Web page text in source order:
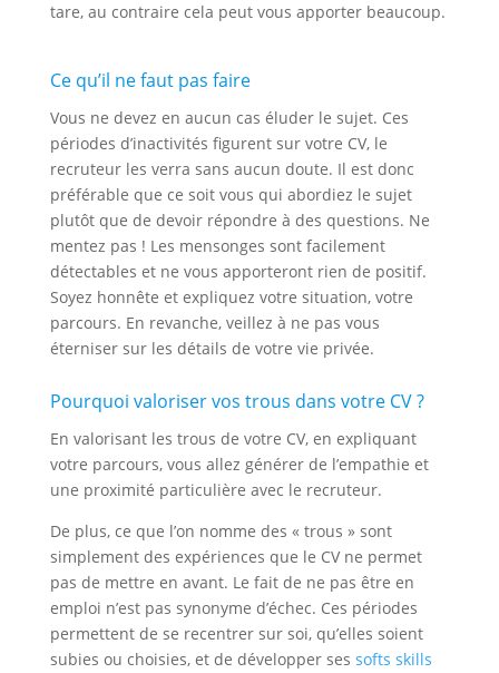
tare, au contraire cela peut vous apporter beaucoup.
Ce qu’il ne faut pas faire
Vous ne devez en aucun cas éluder le sujet. Ces
périodes d’inactivités figurent sur votre CV, le
recruteur les verra sans aucun doute. Il est donc
préférable que ce soit vous qui abordiez le sujet
plutôt que de devoir répondre à des questions. Ne
mentez pas ! Les mensonges sont facilement
détectables et ne vous apporteront rien de positif.
Soyez honnête et expliquez votre situation, votre
parcours. En revanche, veillez à ne pas vous
éterniser sur les détails de votre vie privée.
Pourquoi valoriser vos trous dans votre CV ?
En valorisant les trous de votre CV, en expliquant
votre parcours, vous allez générer de l’empathie et
une proximité particulière avec le recruteur.
De plus, ce que l’on nomme des « trous » sont
simplement des expériences que le CV ne permet
pas de mettre en avant. Le fait de ne pas être en
emploi n’est pas synonyme d’échec. Ces périodes
permettent de se recentrer sur soi, qu’elles soient
subies ou choisies, et de développer ses softs skills